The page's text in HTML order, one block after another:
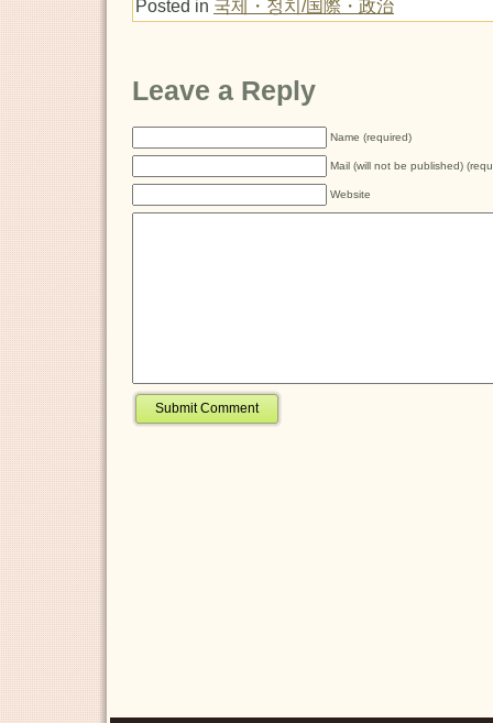
Posted in 국제・정치/国際・政治
Leave a Reply
Name (required)
Mail (will not be published)
Website